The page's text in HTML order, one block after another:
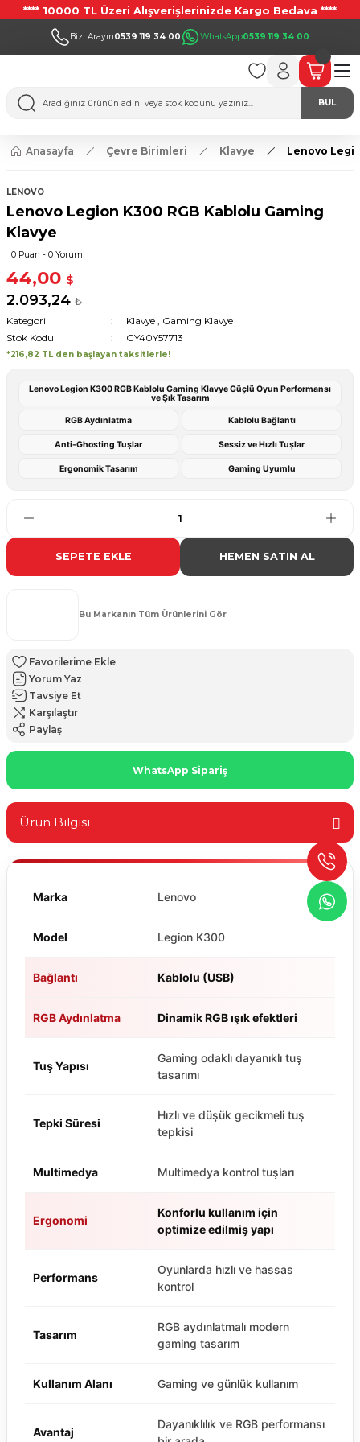
**** 10000 TL Üzeri Alışverişlerinizde Kargo Bedava ****
Bizi Arayın0539 119 34 00 WhatsApp0539 119 34 00
BUL
Anasayfa Çevre Birimleri Klavye Lenovo
LENOVO
Lenovo Legion K300 RGB Kablolu Gaming
Klavye
0 Puan - 0 Yorum
44,00 $
2.093,24 ₺
Kategori
Klavye , Gaming Klavye
Stok Kodu
GY40Y57713
*216,82 TL den başlayan taksitlerle!
Lenovo Legion K300 RGB Kablolu Gaming Klavye Güçlü Oyun Performansı
ve Şık Tasarım
RGB Aydınlatma Kablolu Bağlantı
Anti-Ghosting Tuşlar Sessiz ve Hızlı Tuşlar
Ergonomik Tasarım Gaming Uyumlu
SEPETE EKLE HEMEN SATIN AL
Bu Markanın Tüm Ürünlerini Gör
Yorum Yaz
Tavsiye Et
Karşılaştır
Paylaş
WhatsApp Sipariş
Ürün Bilgisi
Marka Lenovo
Model Legion K300
Bağlantı Kablolu (USB)
RGB Aydınlatma Dinamik RGB ışık efektleri
Tuş Yapısı
Gaming odaklı dayanıklı tuş
tasarımı
Tepki Süresi
Hızlı ve düşük gecikmeli tuş
tepkisi
Multimedya Multimedya kontrol tuşları
Ergonomi
Konforlu kullanım için
optimize edilmiş yapı
Performans
Oyunlarda hızlı ve hassas
kontrol
Tasarım
RGB aydınlatmalı modern
gaming tasarım
Kullanım Alanı Gaming ve günlük kullanım
Avantaj
Dayanıklılık ve RGB performansı